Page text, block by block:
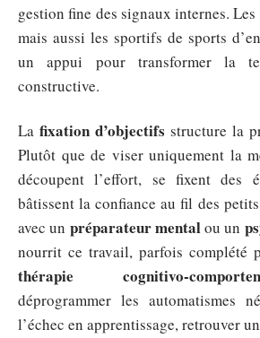
gestion fine des signaux internes.
mais aussi les sportifs de sports
un appui pour transformer la
constructive.
La fixation d’objectifs structure la
Plutôt que de viser uniquement la
découpent l’effort, se fixent des
bâtissent la confiance au fil des
avec un préparateur mentalou un
nourrit ce travail, parfois complété
thérapie cognitivo-
déprogrammer les automatismes
l’échec en apprentissage, retrouver